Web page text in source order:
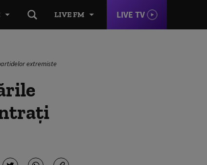
LIVE FM LIVE TV
extremiste